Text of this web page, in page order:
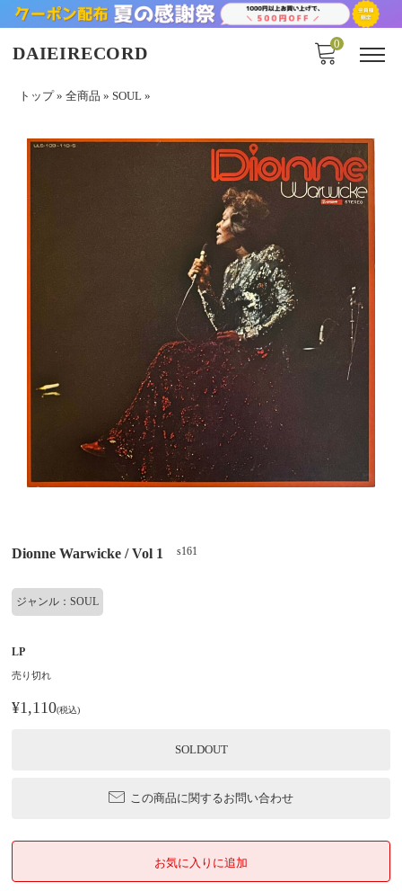
DAIEIRECORD 0
トップ» 全商品 » SOUL »
Dionne Warwicke / Vol 1 s161
ジャンル：SOUL
LP
売り切れ
¥1,110(税込)
SOLDOUT
この商品に関するお問い合わせ